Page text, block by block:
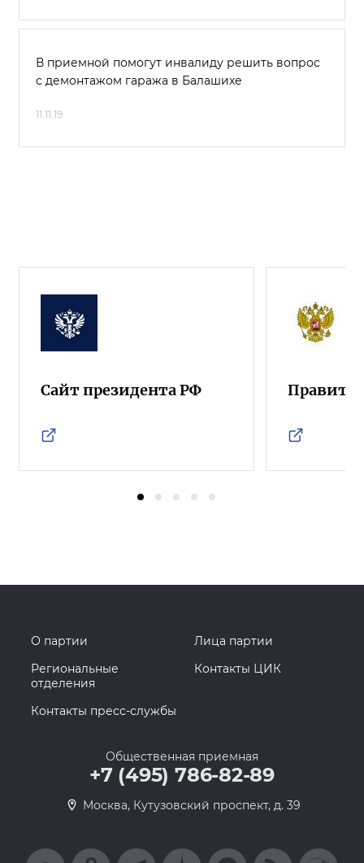
В приемной помогут инвалиду решить вопрос
с демонтажом гаража в Балашихе
11.11.19
Сайт президента РФ
О партии
Лица партии
Региональные
отделения
Контакты ЦИК
Контакты пресс-службы
Общественная приемная
+7 (495) 786-82-89
Москва, Кутузовский проспект, д. 39